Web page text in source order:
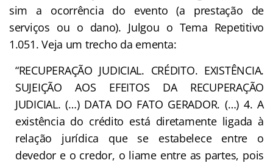
sim a ocorrência do evento (a prestação de
serviços ou o dano). Julgou o Tema Repetitivo
1.051. Veja um trecho da ementa:
“RECUPERAÇÃO JUDICIAL. CRÉDITO. EXISTÊNCIA.
SUJEIÇÃO AOS EFEITOS DA RECUPERAÇÃO
JUDICIAL. (…) DATA DO FATO GERADOR. (…) 4. A
existência do crédito está diretamente ligada à
relação jurídica que se estabelece entre o
devedor e o credor, o liame entre as partes, pois